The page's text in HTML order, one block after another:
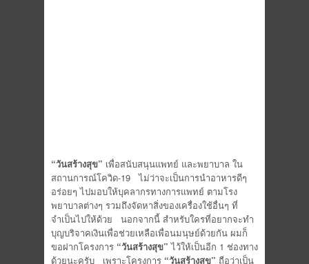
“วันสร้างสุข” เพื่อสนับสนุนแพทย์ และพยาบาล ใน
สถานการณ์โควิด-19ไม่ว่าจะเป็นการนำอาหารดีๆ
อร่อยๆ ไปมอบให้บุคลากรทางการแพทย์ ตามโรง
พยาบาลต่างๆ รวมถึงจัดหาสิ่งของเครื่องใช้อื่นๆ ที่
จำเป็นไปให้ด้วย นอกจากนี้ สำหรับใครที่อยากจะทำ
บุญบริจาคเงินเพื่อช่วยเหลือเพื่อนมนุษย์ด้วยกัน ผมก็
ขอฝากโครงการ “วันสร้างสุข” ไว้ให้เป็นอีก 1 ช่องทาง
ด้วยนะครับ เพราะโครงการ “วันสร้างสุข” ถือว่าเป็น